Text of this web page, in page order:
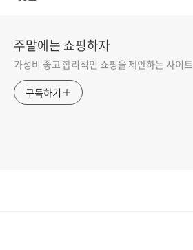
주말에는 쇼핑하자
가성비 좋고 합리적인 쇼핑을 제안하는 사이트
구독하기